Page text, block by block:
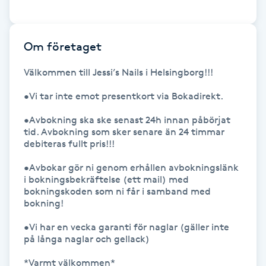
Gravidyoga
Gruppträning
Hatha Yoga
Headspa
Healing
Herrklippning
Om företaget
Välkommen till Jessi’s Nails i Helsingborg!!!
•Vi tar inte emot presentkort via Bokadirekt.
•Avbokning ska ske senast 24h innan påbörjat
tid. Avbokning som sker senare än 24 timmar
debiteras fullt pris!!!
•Avbokar gör ni genom erhållen avbokningslänk
i bokningsbekräftelse (ett mail) med
bokningskoden som ni får i samband med
bokning!
•Vi har en vecka garanti för naglar (gäller inte
på långa naglar och gellack)
*Varmt välkommen*